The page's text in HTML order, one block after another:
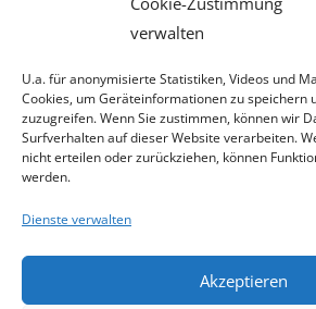
verwalten
U.a. für anonymisierte Statistiken, Videos und
Cookies, um Geräteinformationen zu speichern
zuzugreifen. Wenn Sie zustimmen, können wir
Surfverhalten auf dieser Website verarbeiten.
nicht erteilen oder zurückziehen, können
werden.
Dienste verwalten
Akzeptieren
FASSADENSANIERUNG,
AUSSENPUTZ
ZAUN-GESTALTUNG